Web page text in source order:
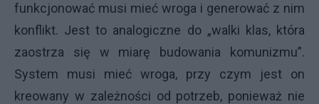
funkcjonować musi mieć wroga i generować z nim
konflikt. Jest to analogiczne do „walki klas, która
zaostrza się w miarę budowania komunizmu”.
System musi mieć wroga, przy czym jest on
kreowany w zależności od potrzeb, ponieważ nie